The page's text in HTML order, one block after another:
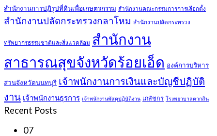
สำนักงานการปฏิรูปที่ดินเพื่อเกษตรกรรม สำนักงานคณะกรรมการการเลือกตั้ง
สำนักงานปลัดกระทรวงกลาโหม สำนักงานปลัดกระทรวง
ทรัพยากรธรรมชาติและสิ่งแวดล้อม สำนักงาน
สาธารณสุขจังหวัดร้อยเอ็ด องค์การบริหาร
ส่วนจังหวัดนนทบุรี เจ้าพนักงานการเงินและบัญชีปฏิบัติ
งาน เจ้าพนักงานธุรการ เจ้าพนักงานพัสดุปฏิบัติงาน เภสัชกร โรงพยาบาลตากสิน
Recent Posts
07